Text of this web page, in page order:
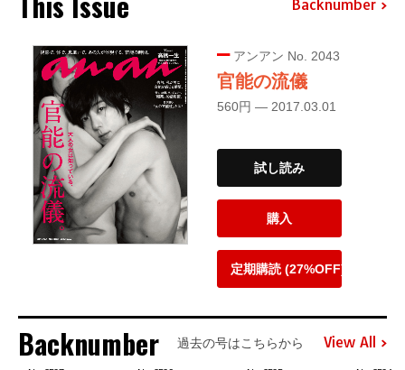
Backnumber
アンアン No. 2043
官能の流儀
560円 — 2017.03.01
試し読み
購入
定期購読 (27%OFF)
Backnumber 過去の号はこちらから View All